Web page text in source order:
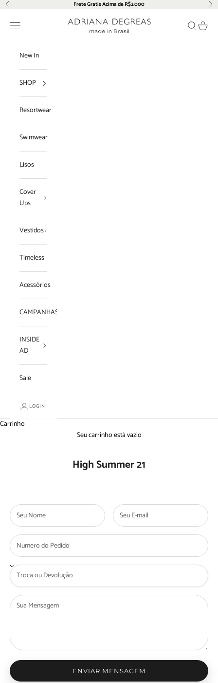
Pular para o conteúdo
Anterior Frete Gratis Acima de R$2.000
Adriana Degreas
Menu Pesquisar
New In
SHOP
Resortwear
Swimwear
Lisos
Cover
Ups
Vestidos
Timeless
Acessórios
CAMPANHAS
INSIDE
AD
Sale
LOGIN
Carrinho
Seu carrinho está vazio
High Summer 21
ENVIAR MENSAGEM